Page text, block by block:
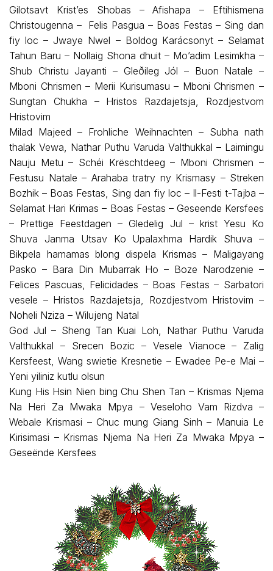
Gilotsavt Krist’es Shobas – Afishapa – Eftihismena
Christougenna – Felis Pasgua – Boas Festas – Sing dan
fiy loc – Jwaye Nwel – Boldog Karácsonyt – Selamat
Tahun Baru – Nollaig Shona dhuit – Mo’adim Lesimkha –
Shub Christu Jayanti – Gleðileg Jól – Buon Natale –
Mboni Chrismen – Merii Kurisumasu – Mboni Chrismen –
Sungtan Chukha – Hristos Razdajetsja, Rozdjestvom
Hristovim
Milad Majeed – Frohliche Weihnachten – Subha nath
thalak Vewa, Nathar Puthu Varuda Valthukkal – Laimingu
Nauju Metu – Schéi Krëschtdeeg – Mboni Chrismen –
Festusu Natale – Arahaba tratry ny Krismasy – Streken
Bozhik – Boas Festas, Sing dan fiy loc – Il-Festi t-Tajba –
Selamat Hari Krimas – Boas Festas – Geseende Kersfees
– Prettige Feestdagen – Gledelig Jul – krist Yesu Ko
Shuva Janma Utsav Ko Upalaxhma Hardik Shuva –
Bikpela hamamas blong dispela Krismas – Maligayang
Pasko – Bara Din Mubarrak Ho – Boze Narodzenie –
Felices Pascuas, Felicidades – Boas Festas – Sarbatori
vesele – Hristos Razdajetsja, Rozdjestvom Hristovim –
Noheli Nziza – Wilujeng Natal
God Jul – Sheng Tan Kuai Loh, Nathar Puthu Varuda
Valthukkal – Srecen Bozic – Vesele Vianoce – Zalig
Kersfeest, Wang swietie Kresnetie – Ewadee Pe-e Mai –
Yeni yiliniz kutlu olsun
Kung His Hsin Nien bing Chu Shen Tan – Krismas Njema
Na Heri Za Mwaka Mpya – Veseloho Vam Rizdva –
Webale Krismasi – Chuc mung Giang Sinh – Manuia Le
Kirisimasi – Krismas Njema Na Heri Za Mwaka Mpya –
Geseënde Kersfees